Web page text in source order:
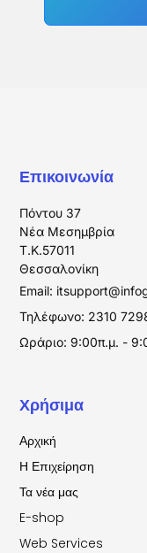
Χρήσιμα
Αρχική
Η Επιχείρηση
Τα νέα μας
E-shop
Web Services
Επικοινωνία
Πόντου 37
Νέα Μεσημβρία
T.K.57011
Θεσσαλονίκη
Email:
Τηλέφωνο: 2310
Ωράριο: 9:00π.μ. -